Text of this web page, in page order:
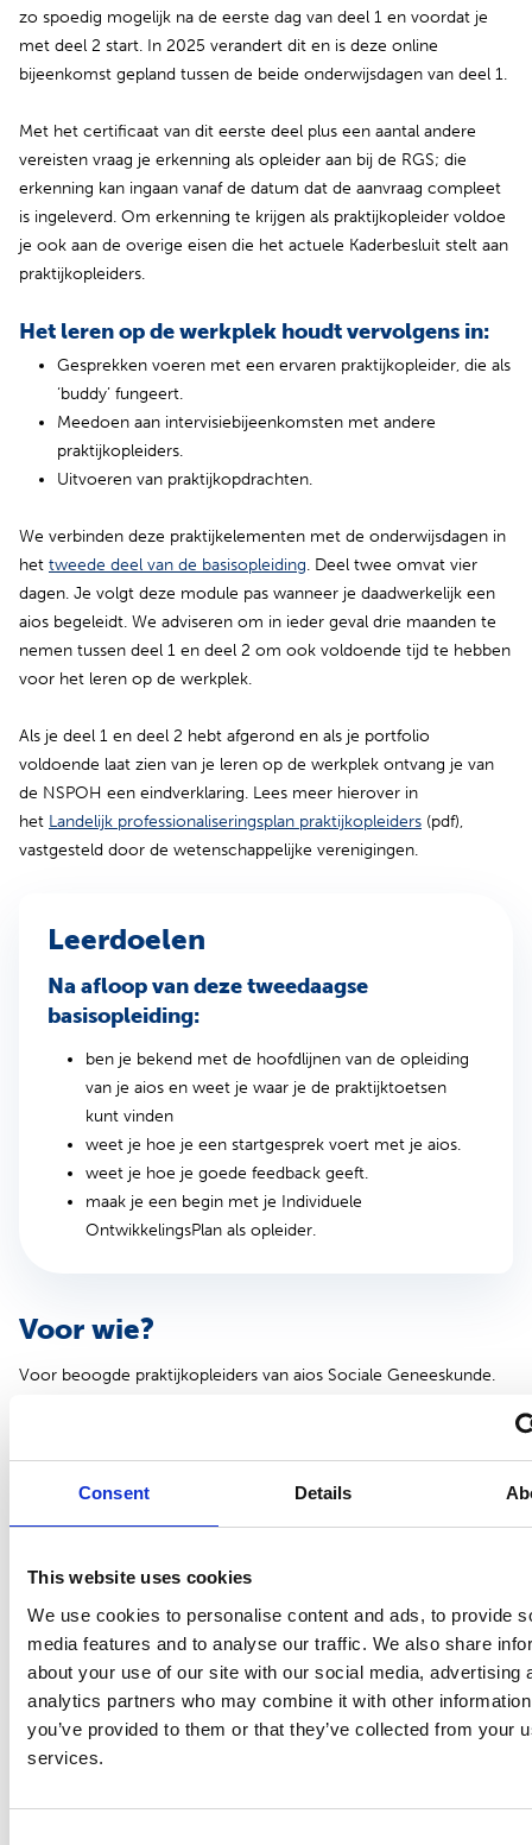
Consent Details
This website uses cookies
We use cookies to personalise content and ads, to provide
media features and to analyse our traffic. We also share
about your use of our site with our social media, advertising
analytics partners who may combine it with other
you’ve provided to them or that they’ve collected from your
services.
zo spoedig mogelijk na de eerste dag van deel 1 en voordat je
met deel 2 start. In 2025 verandert dit en is deze online
bijeenkomst gepland tussen de beide onderwijsdagen van deel 1.
Met het certificaat van dit eerste deel plus een aantal andere
vereisten vraag je erkenning als opleider aan bij de RGS; die
erkenning kan ingaan vanaf de datum dat de aanvraag compleet
is ingeleverd. Om erkenning te krijgen als praktijkopleider voldoe
je ook aan de overige eisen die het actuele Kaderbesluit stelt aan
praktijkopleiders.
Het leren op de werkplek houdt vervolgens in:
Gesprekken voeren met een ervaren praktijkopleider, die als
‘buddy’ fungeert.
Meedoen aan intervisiebijeenkomsten met andere
praktijkopleiders.
Uitvoeren van praktijkopdrachten.
We verbinden deze praktijkelementen met de onderwijsdagen in
het tweede deel van de basisopleiding. Deel twee omvat vier
dagen. Je volgt deze module pas wanneer je daadwerkelijk een
aios begeleidt. We adviseren om in ieder geval drie maanden te
nemen tussen deel 1 en deel 2 om ook voldoende tijd te hebben
voor het leren op de werkplek.
Als je deel 1 en deel 2 hebt afgerond en als je portfolio
voldoende laat zien van je leren op de werkplek ontvang je van
de NSPOH een eindverklaring. Lees meer hierover in
het Landelijk professionaliseringsplan praktijkopleiders(opent in
(pdf),
vastgesteld door de wetenschappelijke verenigingen.
Leerdoelen
Na afloop van deze tweedaagse
basisopleiding:
ben je bekend met de hoofdlijnen van de opleiding
van je aios en weet je waar je de praktijktoetsen
kunt vinden
weet je hoe je een startgesprek voert met je aios.
weet je hoe je goede feedback geeft.
maak je een begin met je Individuele
OntwikkelingsPlan als opleider.
Voor wie?
Voor beoogde praktijkopleiders van aios Sociale Geneeskunde.
van de SBOH (Landelijk Werkgeverschap M+G)? Dan worden er
voor jouw deelname aan dit onderwijs geen kosten in rekening
dit dan in orde maken.
Toelatingseis
Uitgangspunt is dat je een goede, ervaren professional bent. Je
werkt tenminste 2 dagen per week als uitvoerend bedrijfsarts,
verzekeringsarts of (profiel) arts M&G. De randvoorwaarden in de
organisatie (tijd, akkoord werkgever) moeten zodanig zijn dat het